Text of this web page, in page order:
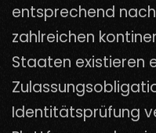
entsprechend
zahlreichen
Staaten existieren
Identitätsprüfung